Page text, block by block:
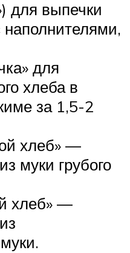
для выпечки
наполнителями,
для
хлеба в
за 1,5-2
хлеб» —
муки грубого
хлеб» —